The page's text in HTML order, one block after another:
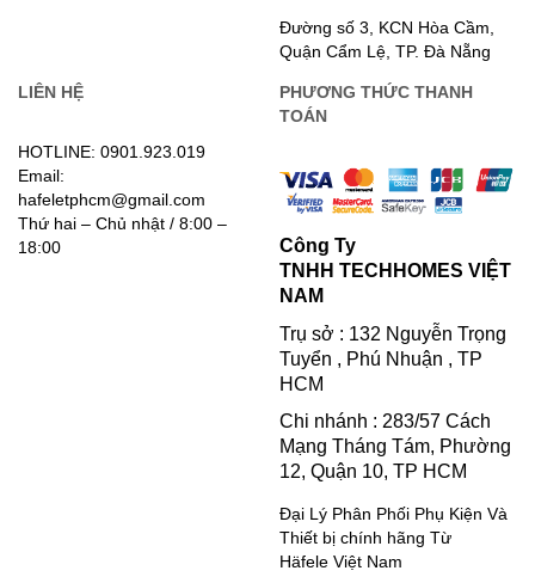
Đường số 3, KCN Hòa Cầm,
Quận Cẩm Lệ, TP. Đà Nẵng
LIÊN HỆ
HOTLINE: 0901.923.019
Email:
hafeletphcm@gmail.com
Thứ hai – Chủ nhật / 8:00 –
18:00
PHƯƠNG THỨC THANH
TOÁN
Công Ty
TNHH TECHHOMES VIỆT
NAM
Trụ sở : 132 Nguyễn Trọng
Tuyển , Phú Nhuận , TP
HCM
Chi nhánh : 283/57 Cách
Mạng Tháng Tám, Phường
12, Quận 10, TP HCM
Đại Lý Phân Phối Phụ Kiện Và
Thiết bị chính hãng Từ
Häfele Việt Nam